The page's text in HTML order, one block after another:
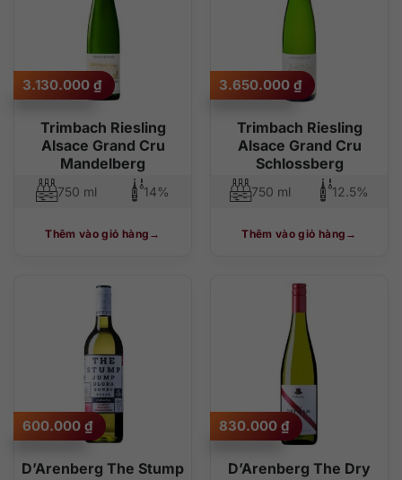
Trimbach Riesling
Alsace Grand Cru
Mandelberg
3.130.000 ₫
750 ml 14%
Thêm vào giỏ hàng
Trimbach Riesling
Alsace Grand Cru
Schlossberg
3.650.000 ₫
750 ml 12.5%
Thêm vào giỏ hàng
D’Arenberg The Stump
600.000 ₫
D’Arenberg The Dry
830.000 ₫